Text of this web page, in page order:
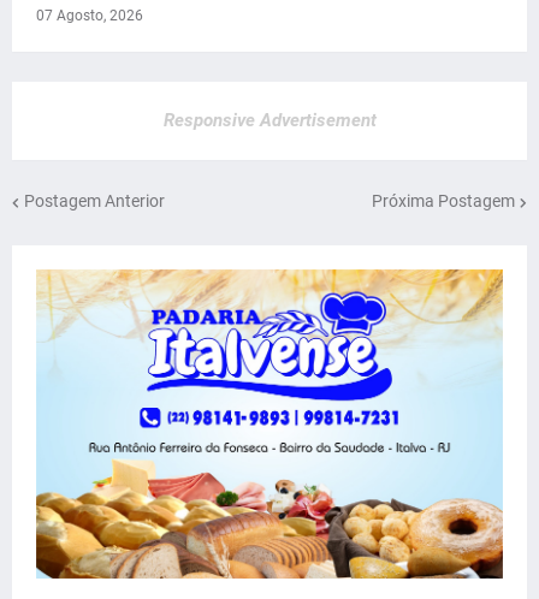
07 Agosto, 2026
Responsive Advertisement
Postagem Anterior Próxima Postagem